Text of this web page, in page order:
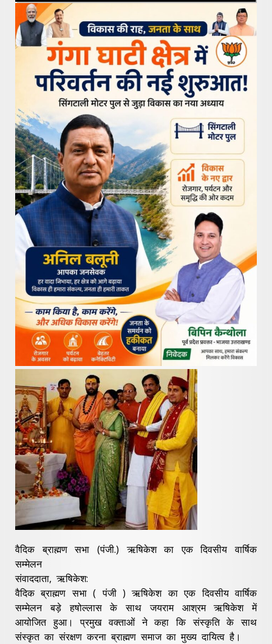
वैदिक ब्राह्मण सभा (पंजी.) ऋषिकेश का एक दिवसीय वार्षिक
सम्मेलन
संवाददाता, ऋषिकेश:
वैदिक ब्राह्मण सभा ( पंजी ) ऋषिकेश का एक दिवसीय वार्षिक
सम्मेलन बड़े हषोल्लास के साथ जयराम आश्रम ऋषिकेश में
आयोजित हुआ। प्रमुख वक्ताओं ने कहा कि संस्कृति के साथ
संस्कृत का संरक्षण करना ब्राह्मण समाज का मुख्य दायित्व है।